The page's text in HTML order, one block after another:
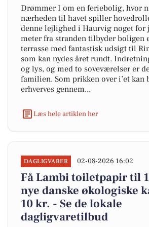
Drømmer I om en feriebolig, hvor
nærheden til havet spiller
denne lejlighed i Haurvig noget for
meter fra stranden tilbyder boligen
terrasse med fantastisk udsigt til
som kan nydes året rundt.
og lys, og med to soveværelser er
familien. Som prikken over i’et kan
erhverves gennem...
Læs hele artiklen her
DAGLIGVARER 02-08-2026 16:02
Få Lambi toiletpapir til
nye danske økologiske
10 kr. - Se de lokale
dagligvaretilbud